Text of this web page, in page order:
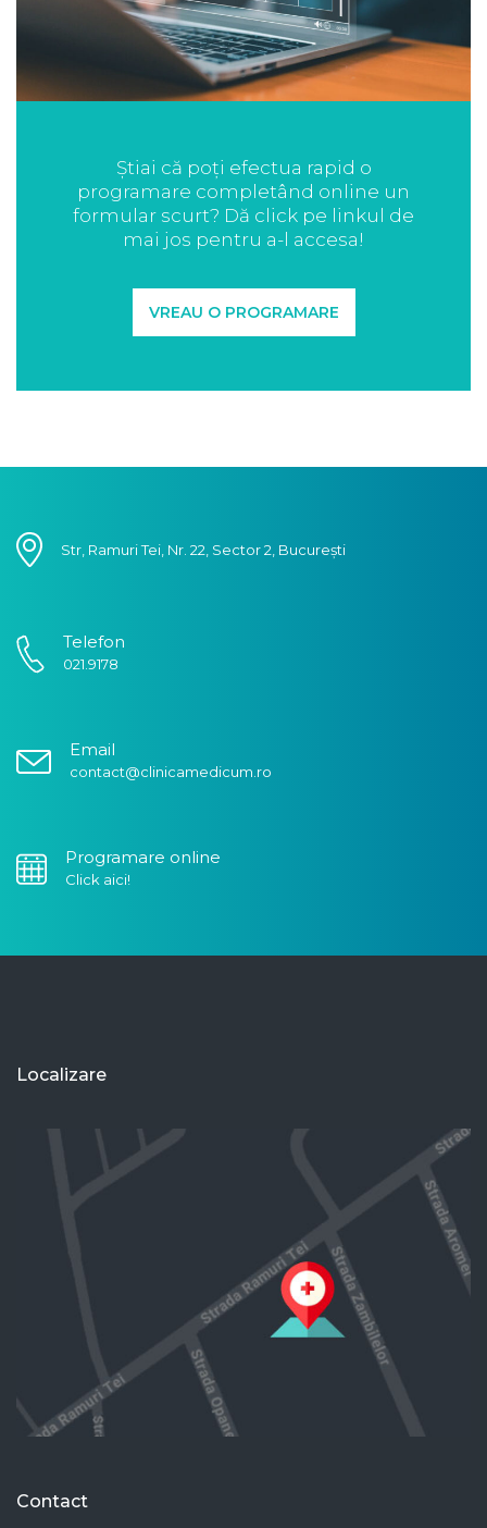
Știai că poți efectua rapid o
programare completând online un
formular scurt? Dă click pe linkul de
mai jos pentru a-l accesa!
VREAU O PROGRAMARE
Str, Ramuri Tei, Nr. 22, Sector 2, București
Telefon
021.9178
Email
contact@clinicamedicum.ro
Programare online
Click aici!
Localizare
Contact